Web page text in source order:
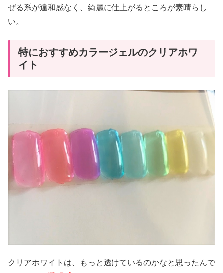
ぜる系が違和感なく、綺麗に仕上がるところが素晴らし
い。
特におすすめカラージェルのクリアホワ
イト
クリアホワイトは、もっと透けているのかなと思ったんで